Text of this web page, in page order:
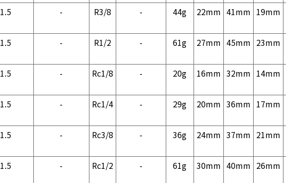
1.5 - R3/8 - 44g 22mm 41mm 19mm
1.5 - R1/2 - 61g 27mm 45mm 23mm
1.5 - Rc1/8 - 20g 16mm 32mm 14mm
1.5 - Rc1/4 - 29g 20mm 36mm 17mm
1.5 - Rc3/8 - 36g 24mm 37mm 21mm
1.5 - Rc1/2 - 61g 30mm 40mm 26mm